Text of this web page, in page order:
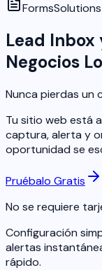
FormsSolutions
Lead
Negocios
Nunca pierdas un
Tu sitio web está
captura, alerta y
oportunidad se
Pruébalo Gratis
No se requiere
Configuración
alertas
rápido.